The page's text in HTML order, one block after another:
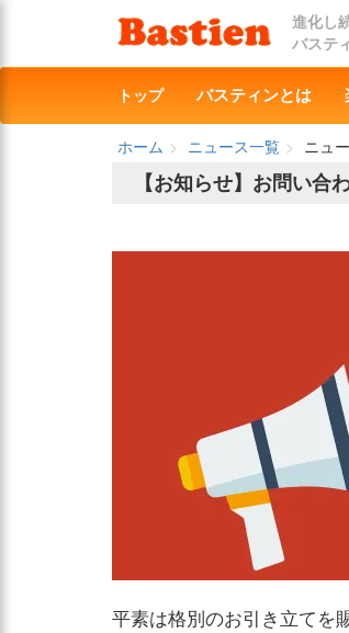
進化し
バステ
トップ バスティンとは
ホーム ニュース一覧
ニュ
【お知らせ】お問い合
平素は格別のお引き立てを